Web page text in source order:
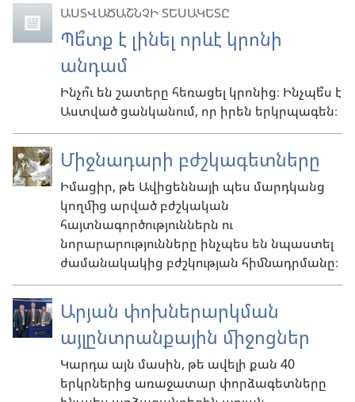
ԱՍՏՎԱԾԱՇՆՉԻ ՏԵՍԱԿԵՏԸ
Պե՞տք է լինել որևէ կրոնի
անդամ
Ինչո՞ւ են շատերը հեռացել կրոնից։ Ինչպե՞ս է
Աստված ցանկանում, որ իրեն երկրպագեն։
Միջնադարի բժշկագետները
Իմացիր, թե Ավիցեննայի պես մարդկանց
կողմից արված բժշկական
հայտնագործություններն ու
նորարարությունները ինչպես են նպաստել
ժամանակակից բժշկության հիմնադրմանը։
Արյան փոխներարկման
այլընտրանքային միջոցներ
Կարդա այն մասին, թե ավելի քան 40
երկրներից առաջատար փորձագետները